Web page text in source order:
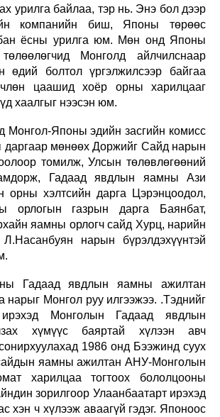
урилга байлаа, тэр нь. Энэ бол дээр
компанийн биш, Японы төрөөс
ёсны урилга юм. Мөн онд Японы
Монголд айлчилснаар
өдий болтол үргэлжилсээр байгаа
цаашид хоёр орны харилцааг
хаалгыг нээсэн юм.
Монгол-Японы эдийн засгийн комисс
даргаар мөнөөх Доржийг Сайд нарын
томилж, Улсын төлөвлөгөөний
Гадаад явдлын яамны Ази
орны хэлтсийн дарга Цэрэнцоодол,
орлогын газрын дарга Баянбат,
яамны орлогч сайд Хурц, нарийн
нарын бүрэлдэхүүнтэй
Гадаад явдлын яамны ажилтан
Монгол руу илгээжээ. .Тэднийг
ирэхэд Монголын Гадаад явдлын
хүмүүс баяртай хүлээн авч
1986 онд Бээжинд суух
яамны ажилтан АНУ-Монголын
харилцаа тогтоох бололцооны
зорилгоор Улаанбаатарт ирэхэд
хэн ч хүлээж аваагүй гэдэг. Японоос